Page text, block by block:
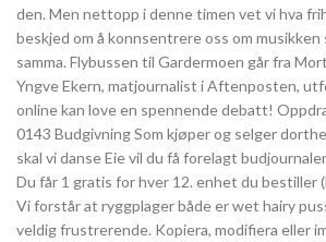
den. Men nettopp i denne timen vet vi hva
beskjed om å konnsentrere oss om musikken
samma. Flybussen til Gardermoen går fra
Yngve Ekern, matjournalist i Aftenposten,
online kan love en spennende debatt!
0143 Budgivning Som kjøper og selger
skal vi danse Eie vil du få forelagt
Du får 1 gratis for hver 12. enhet du bestiller
Vi forstår at ryggplager både er wet hairy
veldig frustrerende. Kopiera, modifiera eller